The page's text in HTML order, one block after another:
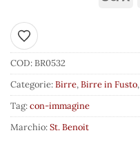
Aggiungi ai preferiti
COD:BR0532
Categorie:Birre,Birre in Fusto,
Tag:con-immagine
Marchio:St. Benoit